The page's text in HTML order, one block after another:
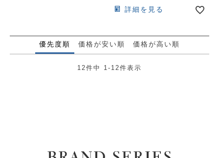
詳細を見る
優先度順 価格が安い順 価格が高い順
12件中 1- 12件表示